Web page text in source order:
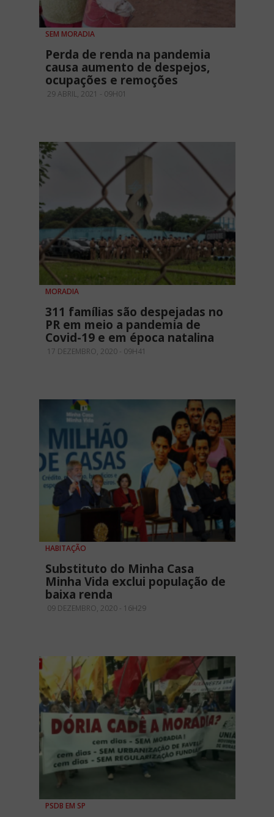
SEM MORADIA
Perda de renda na pandemia
causa aumento de despejos,
ocupações e remoções
29 ABRIL, 2021 - 09H01
MORADIA
311 famílias são despejadas no
PR em meio a pandemia de
Covid-19 e em época natalina
17 DEZEMBRO, 2020 - 09H41
HABITAÇÃO
Substituto do Minha Casa
Minha Vida exclui população de
baixa renda
09 DEZEMBRO, 2020 - 16H29
PSDB EM SP